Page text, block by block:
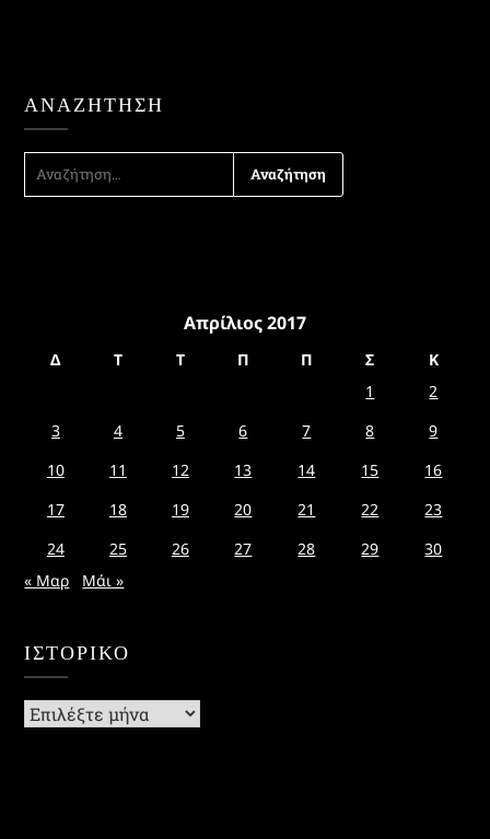
ΑΝΑΖΉΤΗΣΗ
ΑΝΑΖΉΤΗΣΗ
Απρίλιος 2017
Δ Τ Τ Π Π Σ
Κ
1
2
3
4 5 6 7 8
9
10
11 12 13 14 15
16
17
18 19 20 21 22
23
24
25 26 27 28 29
30
« Μαρ
Μάι »
ΙΣΤΟΡΙΚΌ
Ιστορικό